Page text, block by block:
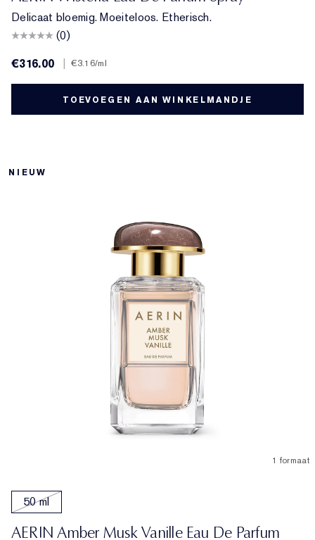
Delicaat bloemig. Moeiteloos. Etherisch.
(0)
€316.00
€3.16/ml
TOEVOEGEN AAN WINKELMANDJE
NIEUW
1 formaat
50 ml
AERIN Amber Musk Vanille Eau De Parfum